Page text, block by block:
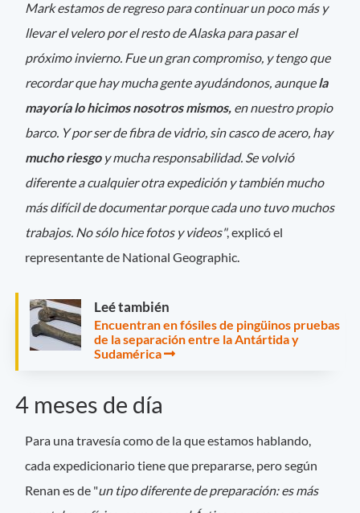
Mark estamos de regreso para continuar un poco más y
llevar el velero por el resto de Alaska para pasar el
próximo invierno. Fue un gran compromiso, y tengo que
recordar que hay mucha gente ayudándonos, aunquela
mayoría lo hicimos nosotros mismos, en nuestro propio
barco. Y por ser de fibra de vidrio, sin casco de acero, hay
mucho riesgoy mucha responsabilidad. Se volvió
diferente a cualquier otra expedición y también mucho
más difícil de documentar porque cada uno tuvo muchos
trabajos. No sólo hice fotos y videos", explicó el
representante de National Geographic.
Leé también
Encuentran en fósiles de pingüinos pruebas
de la separación entre la Antártida y
Sudamérica
4 meses de día
Para una travesía como de la que estamos hablando,
cada expedicionario tiene que prepararse, pero según
Renan es de "un tipo diferente de preparación: es más